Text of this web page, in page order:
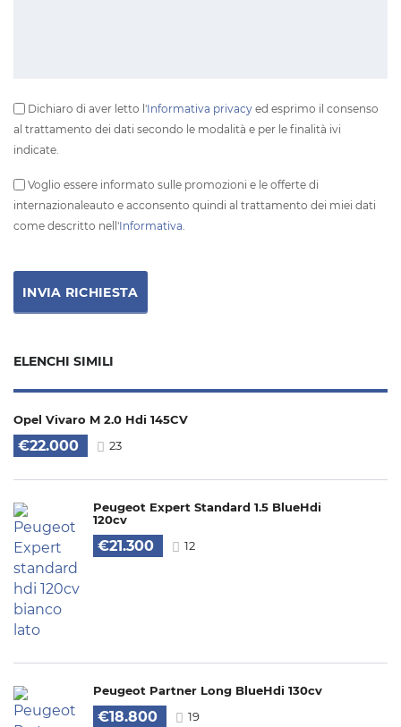
Dichiaro di aver letto l'Informativa privacy ed esprimo il consenso
al trattamento dei dati secondo le modalità e per le finalità ivi
indicate.
Voglio essere informato sulle promozioni e le offerte di
internazionaleauto e acconsento quindi al trattamento dei miei dati
come descritto nell'Informativa
ELENCHI SIMILI
Opel Vivaro M 2.0 Hdi 145CV
€22.000 23
Peugeot Expert Standard 1.5 BlueHdi
120cv
€21.300 12
Peugeot Partner Long BlueHdi 130cv
€18.800 19